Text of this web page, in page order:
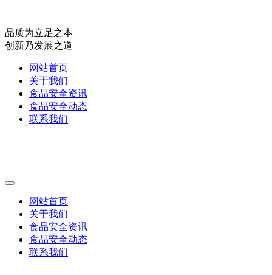
品质为立足之本
创新乃发展之道
网站首页
关于我们
食品安全资讯
食品安全动态
联系我们
网站首页
关于我们
食品安全资讯
食品安全动态
联系我们